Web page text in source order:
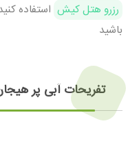
رزرو هتل کیش استفاده
باشید
تفریحات آبی پر